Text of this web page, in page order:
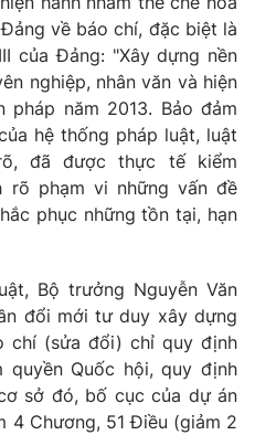
Podcast
Infographic
Shorts video
VTV Thể thao
Bất động sản
Tấm lòng Việt
Vươn mình bằng AI
về báo chí, đặc biệt là
của Đảng: "Xây dựng nền
nghiệp, nhân văn và hiện
năm 2013. Bảo đảm
hệ thống pháp luật, luật
đã được thực tế kiểm
rõ phạm vi những vấn đề
phục những tồn tại, hạn
Bộ trưởng Nguyễn Văn
đổi mới tư duy xây dựng
chí (sửa đổi) chỉ quy định
quyền Quốc hội, quy định
sở đó, bố cục của dự án
4 Chương, 51 Điều (giảm 2